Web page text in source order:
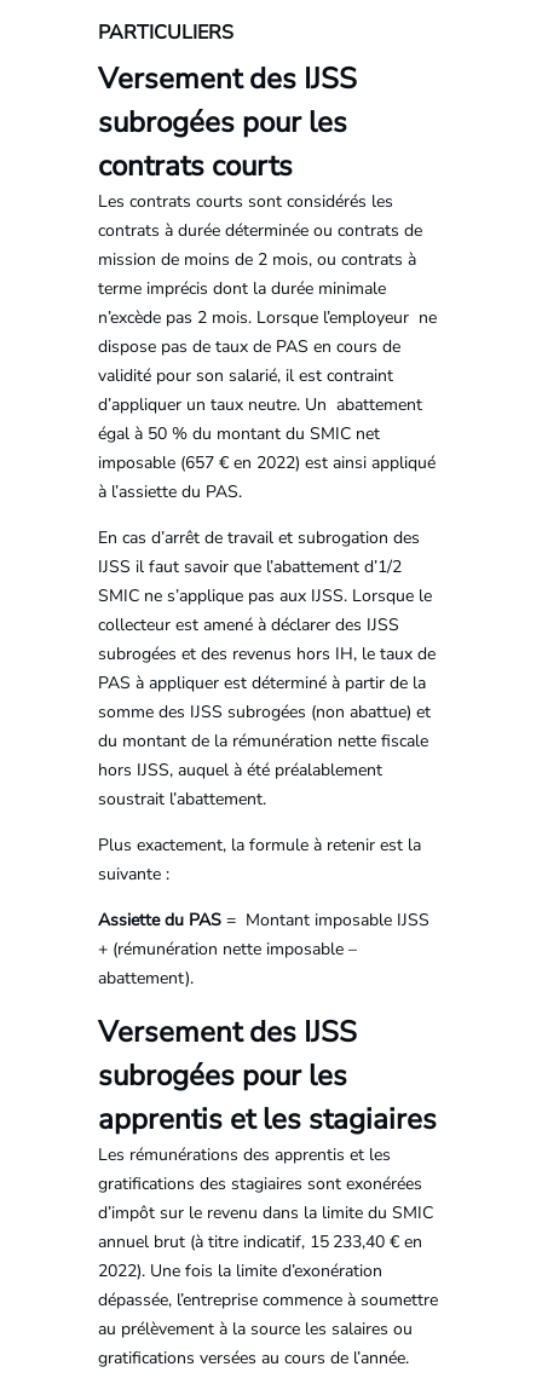
PARTICULIERS
Versement des IJSS
subrogées pour les
contrats courts
Les contrats courts sont considérés les
contrats à durée déterminée ou contrats de
mission de moins de 2 mois, ou contrats à
terme imprécis dont la durée minimale
n’excède pas 2 mois. Lorsque l’employeur ne
dispose pas de taux de PAS en cours de
validité pour son salarié, il est contraint
d’appliquer un taux neutre. Un abattement
égal à 50 % du montant du SMIC net
imposable (657 € en 2022) est ainsi appliqué
à l’assiette du PAS.
En cas d’arrêt de travail et subrogation des
IJSS il faut savoir que l’abattement d’1/2
SMIC ne s’applique pas aux IJSS. Lorsque le
collecteur est amené à déclarer des IJSS
subrogées et des revenus hors IH, le taux de
PAS à appliquer est déterminé à partir de la
somme des IJSS subrogées (non abattue) et
du montant de la rémunération nette fiscale
hors IJSS, auquel à été préalablement
soustrait l’abattement.
Plus exactement, la formule à retenir est la
suivante :
Assiette du PAS= Montant imposable IJSS
+ (rémunération nette imposable –
abattement).
Versement des IJSS
subrogées pour les
apprentis et les stagiaires
Les rémunérations des apprentis et les
gratifications des stagiaires sont exonérées
d’impôt sur le revenu dans la limite du SMIC
annuel brut (à titre indicatif, 15 233,40 € en
2022). Une fois la limite d’exonération
dépassée, l’entreprise commence à soumettre
au prélèvement à la source les salaires ou
gratifications versées au cours de l’année.